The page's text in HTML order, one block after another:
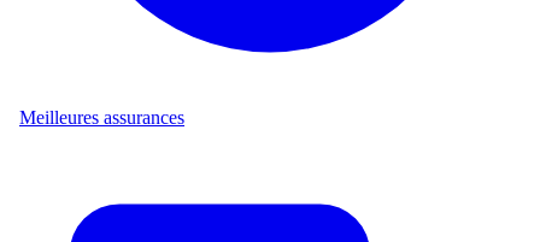
Meilleures assurances